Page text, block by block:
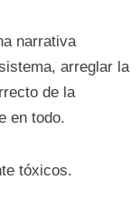
narrativa
arreglar la
de la
en todo.
tóxicos.